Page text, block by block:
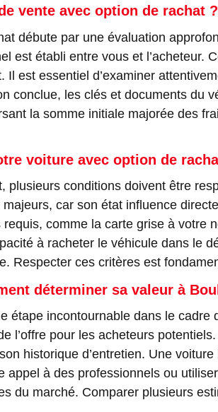
vente avec option de rachat ?
débute par une évaluation
est établi entre vous et
est essentiel d’examiner
conclue, les clés et documents du
la somme initiale majorée des
voiture avec option de
conditions doivent être
car son état influence
comme la carte grise à votre
à racheter le véhicule dans le
Respecter ces critères est
déterminer sa valeur à
étape incontournable dans le
l’offre pour les acheteurs
historique d’entretien. Une
appel à des professionnels ou
du marché. Comparer plusieurs